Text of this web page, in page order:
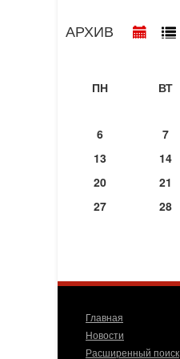
АРХИВ
ПН
ВТ
6
7
13
14
20
21
27
28
Главная
Новости
Расширенный поиск